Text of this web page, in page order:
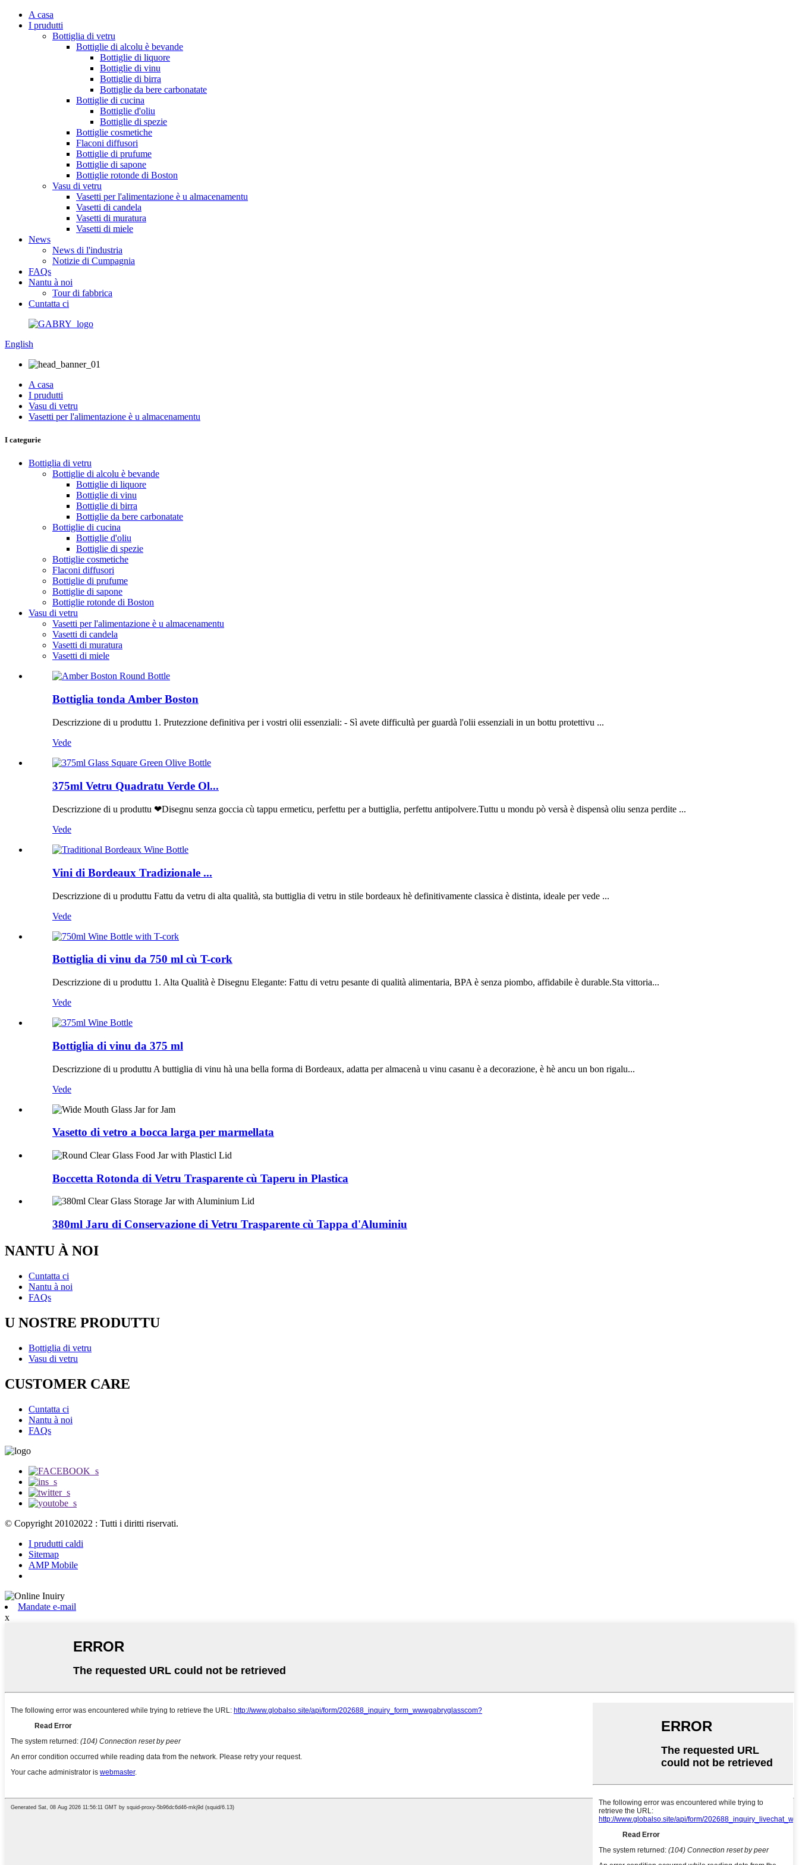
A casa
I prudutti
Bottiglia di vetru
Bottiglie di alcolu è bevande
Bottiglie di liquore
Bottiglie di vinu
Bottiglie di birra
Bottiglie da bere carbonatate
Bottiglie di cucina
Bottiglie d'oliu
Bottiglie di spezie
Bottiglie cosmetiche
Flaconi diffusori
Bottiglie di prufume
Bottiglie di sapone
Bottiglie rotonde di Boston
Vasu di vetru
Vasetti per l'alimentazione è u almacenamentu
Vasetti di candela
Vasetti di muratura
Vasetti di miele
News
News di l'industria
Notizie di Cumpagnia
FAQs
Nantu à noi
Tour di fabbrica
Cuntatta ci
English
A casa
I prudutti
Vasu di vetru
Vasetti per l'alimentazione è u almacenamentu
I categurie
Bottiglia di vetru
Bottiglie di alcolu è bevande
Bottiglie di liquore
Bottiglie di vinu
Bottiglie di birra
Bottiglie da bere carbonatate
Bottiglie di cucina
Bottiglie d'oliu
Bottiglie di spezie
Bottiglie cosmetiche
Flaconi diffusori
Bottiglie di prufume
Bottiglie di sapone
Bottiglie rotonde di Boston
Vasu di vetru
Vasetti per l'alimentazione è u almacenamentu
Vasetti di candela
Vasetti di muratura
Vasetti di miele
Bottiglia tonda Amber Boston
Descrizzione di u produttu 1. Prutezzione definitiva per i vostri olii essenziali: - Sì avete difficultà per guardà l'olii essenziali in un bottu protettivu ...
Vede
375ml Vetru Quadratu Verde Ol...
Descrizzione di u produttu ❤Disegnu senza goccia cù tappu ermeticu, perfettu per a buttiglia, perfettu antipolvere.Tuttu u mondu pò versà è dispensà oliu senza perdite ...
Vede
Vini di Bordeaux Tradizionale ...
Descrizzione di u produttu Fattu da vetru di alta qualità, sta buttiglia di vetru in stile bordeaux hè definitivamente classica è distinta, ideale per vede ...
Vede
Bottiglia di vinu da 750 ml cù T-cork
Descrizzione di u produttu 1. Alta Qualità è Disegnu Elegante: Fattu di vetru pesante di qualità alimentaria, BPA è senza piombo, affidabile è durable.Sta vittoria...
Vede
Bottiglia di vinu da 375 ml
Descrizzione di u produttu A buttiglia di vinu hà una bella forma di Bordeaux, adatta per almacenà u vinu casanu è a decorazione, è hè ancu un bon rigalu...
Vede
Vasetto di vetro a bocca larga per marmellata
Boccetta Rotonda di Vetru Trasparente cù Taperu in Plastica
380ml Jaru di Conservazione di Vetru Trasparente cù Tappa d'Aluminiu
NANTU À NOI
Cuntatta ci
Nantu à noi
FAQs
U NOSTRE PRODUTTU
Bottiglia di vetru
Vasu di vetru
CUSTOMER CARE
Cuntatta ci
Nantu à noi
FAQs
© Copyright 20102022 : Tutti i diritti riservati.
I prudutti caldi
Sitemap
AMP Mobile
Mandate e-mail
x